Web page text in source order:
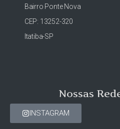
Bairro Ponte Nova
CEP: 13252-320
Itatiba-SP
Nossas
INSTAGRAM